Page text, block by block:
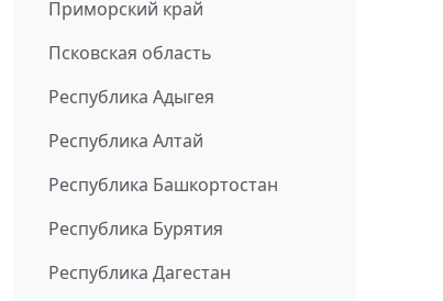
Приморский край
Псковская область
Республика Адыгея
Республика Алтай
Республика Башкортостан
Республика Бурятия
Республика Дагестан